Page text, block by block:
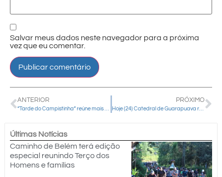
Salvar meus dados neste navegador para a próxima
vez que eu comentar.
ANTERIOR
“Tarde do Campistinha” reúne mais de 200 crianças e adolescentes em Rio Bonito do Iguaçu
PRÓXIMO
Hoje (24) Catedral de Guarapuava realiza bênção dos veículos em homenagem a São Cristóvão
Últimas Notícias
Caminho de Belém terá edição
especial reunindo Terço dos
Homens e famílias